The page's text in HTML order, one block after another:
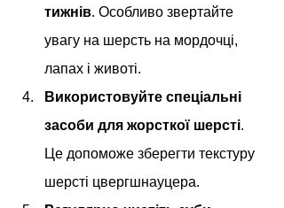
тижнів. Особливо звертайте
увагу на шерсть на мордочці,
лапах і животі.
Використовуйте спеціальні
засоби для жорсткої шерсті.
Це допоможе зберегти текстуру
шерсті цвергшнауцера.